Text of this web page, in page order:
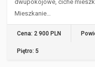
dwupokojowe, ciche
Mieszkanie…
Cena: 2 900 PLN
Piętro: 5